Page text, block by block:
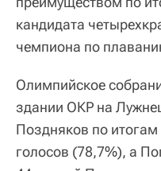
кандидата
чемпиона по
Олимпийское
здании ОКР на
Поздняков по
голосов (78,7%), а